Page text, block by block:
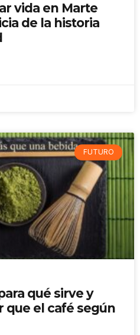
vida en Marte
de la historia
FUTURO
qué sirve y
que el café según